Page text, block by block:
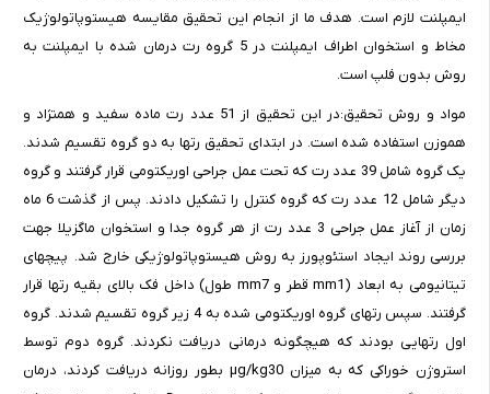
ایمپلنت لازم است. هدف ما از انجام این تحقیق مقایسه هیستوپاتولوژیک
مخاط و استخوان اطراف ایمپلنت در 5 گروه رت درمان شده با ایمپلنت به
روش بدون فلپ است.
مواد و روش تحقیق:در این تحقیق از 51 عدد رت ماده سفید و همنژاد و
هموزن استفاده شده است. در ابتدای تحقیق رتها به دو گروه تقسیم شدند.
یک گروه شامل 39 عدد رت که تحت عمل جراحی اوریکتومی قرار گرفتند و گروه
دیگر شامل 12 عدد رت که گروه کنترل را تشکیل دادند. پس از گذشت 6 ماه
زمان از آغاز عمل جراحی 3 عدد رت از هر گروه جدا و استخوان ماگزیلا جهت
بررسی روند ایجاد استئوپورز به روش هیستوپاتولوژیکی خارج شد. پیچهای
تیتانیومی به ابعاد (mm1 قطر و mm7 طول) داخل فک بالای بقیه رتها قرار
گرفتند. سپس رتهای گروه اوریکتومی شده به 4 زیر گروه تقسیم شدند. گروه
اول رتهایی بودند که هیچگونه درمانی دریافت نکردند. گروه دوم توسط
استروژن خوراکی که به میزان µg/kg30 بطور روزانه دریافت کردند، درمان